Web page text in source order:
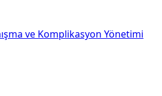
ve Komplikasyon Yönetimi